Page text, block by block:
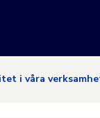
i våra